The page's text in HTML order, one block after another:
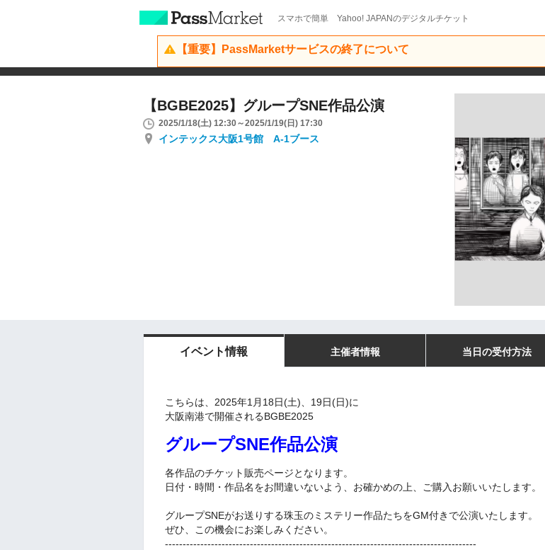
スマホで簡単 Yahoo! JAPANのデジタルチケット
【重要】PassMarketサービスの終了について
【BGBE2025】グループSNE作品公演
2025/1/18(土) 12:30～2025/1/19(日) 17:30
インテックス大阪1号館 A-1ブース
イベント情報 主催者情報 当日の受付方法
こちらは、2025年1月18日(土)、19日(日)に
大阪南港で開催されるBGBE2025
グループSNE作品公演
各作品のチケット販売ページとなります。
日付・時間・作品名をお間違いないよう、お確かめの上、ご購入お願いいたします。
グループSNEがお送りする珠玉のミステリー作品たちをGM付きで公演いたします。
ぜひ、この機会にお楽しみください。
----------------------------------------------------------------------------------------